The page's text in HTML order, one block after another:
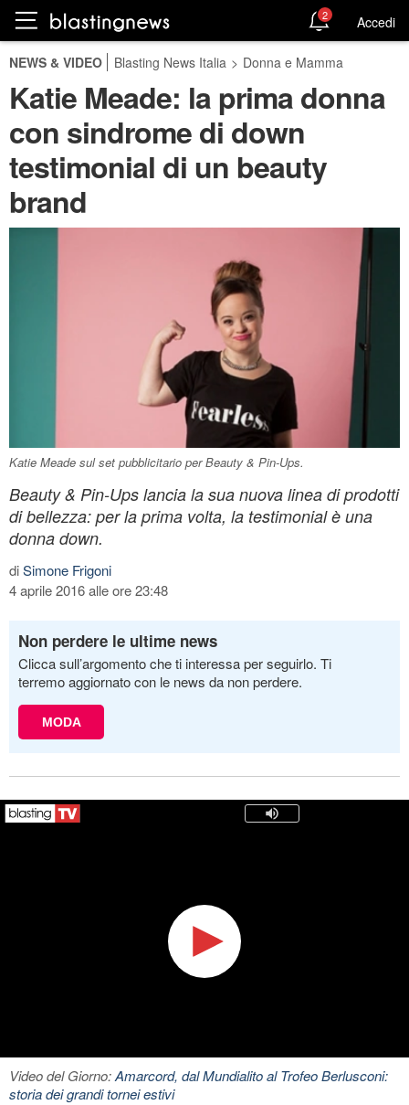
2 Accedi
NEWS & VIDEO Blasting News Italia > Donna e Mamma
Katie Meade: la prima donna
con sindrome di down
testimonial di un beauty
brand
Katie Meade sul set pubblicitario per Beauty & Pin-Ups.
Beauty & Pin-Ups lancia la sua nuova linea di prodotti
di bellezza: per la prima volta, la testimonial è una
donna down.
diSimone Frigoni
4 aprile 2016 alle ore 23:48
Non perdere le ultime news
Clicca sull’argomento che ti interessa per seguirlo. Ti
terremo aggiornato con le news da non perdere.
MODA
Video del Giorno:Amarcord, dal Mundialito al Trofeo Berlusconi:
storia dei grandi tornei estivi